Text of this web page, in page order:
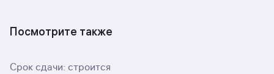
Посмотрите также
Срок сдачи: строится